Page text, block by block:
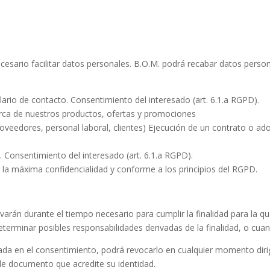
facilitar datos personales. B.O.M. podrá recabar datos
de contacto. Consentimiento del interesado (art. 6.1.a RGPD).
de nuestros productos, ofertas y promociones
personal laboral, clientes) Ejecución de un contrato o
del interesado (art. 6.1.a RGPD).
máxima confidencialidad y conforme a los principios del RGPD.
durante el tiempo necesario para cumplir la finalidad para la
posibles responsabilidades derivadas de la finalidad, o
en el consentimiento, podrá revocarlo en cualquier momento
documento que acredite su identidad.